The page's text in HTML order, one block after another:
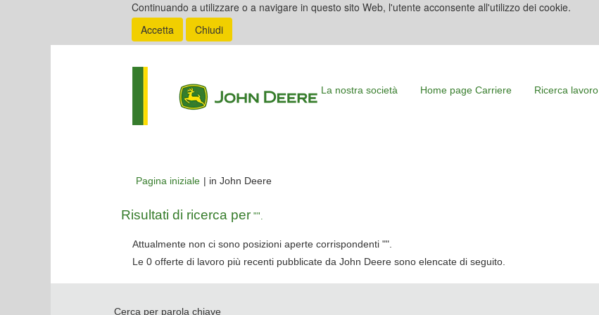
Continuando a utilizzare o a navigare in questo sito Web, l'utente acconsente all'utilizzo dei cookie.
Accetta
Chiudi
La nostra società Home page Carriere Ricerca lavoro
Pagina iniziale | in John Deere(pagina
Risultati di ricerca per "".
Attualmente non ci sono posizioni aperte corrispondenti "".
Le 0 offerte di lavoro più recenti pubblicate da John Deere sono elencate di seguito.
Cerca per parola chiave